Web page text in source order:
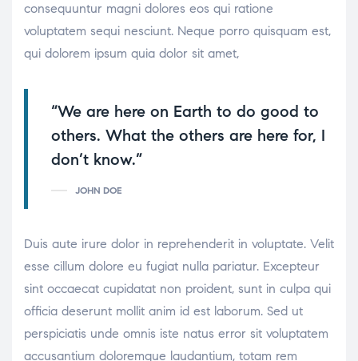
consequuntur magni dolores eos qui ratione
voluptatem sequi nesciunt. Neque porro quisquam est,
qui dolorem ipsum quia dolor sit amet,
“We are here on Earth to do good to
others. What the others are here for, I
don’t know.”
JOHN DOE
Duis aute irure dolor in reprehenderit in voluptate. Velit
esse cillum dolore eu fugiat nulla pariatur. Excepteur
sint occaecat cupidatat non proident, sunt in culpa qui
officia deserunt mollit anim id est laborum. Sed ut
perspiciatis unde omnis iste natus error sit voluptatem
accusantium doloremque laudantium, totam rem